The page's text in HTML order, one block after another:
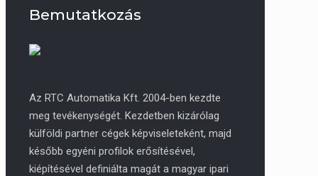
Bemutatkozás
Az RTC Automatika Kft. 2004-ben kezdte
meg tevékenységét. Kezdetben kizárólag
külföldi partner cégek képviseleteként, majd
később egyéni profilok erősítésével,
kiépítésével definiálta magát a magyar ipari